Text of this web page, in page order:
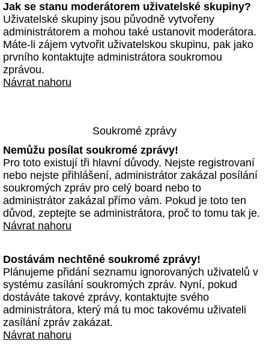
Jak se stanu moderátorem uživatelské skupiny?
Uživatelské skupiny jsou původně vytvořeny
administrátorem a mohou také ustanovit moderátora.
Máte-li zájem vytvořit uživatelskou skupinu, pak jako
prvního kontaktujte administrátora soukromou
zprávou.
Návrat nahoru
Soukromé zprávy
Nemůžu posílat soukromé zprávy!
Pro toto existují tři hlavní důvody. Nejste registrovaní
nebo nejste přihlášení, administrátor zakázal posílání
soukromých zpráv pro celý board nebo to
administrátor zakázal přímo vám. Pokud je toto ten
důvod, zeptejte se administrátora, proč to tomu tak je.
Návrat nahoru
Dostávám nechtěné soukromé zprávy!
Plánujeme přidání seznamu ignorovaných uživatelů v
systému zasílání soukromých zpráv. Nyní, pokud
dostáváte takové zprávy, kontaktujte svého
administrátora, který má tu moc takovému uživateli
zasílání zpráv zakázat.
Návrat nahoru